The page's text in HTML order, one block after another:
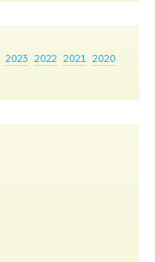
2023 2022 2021 2020